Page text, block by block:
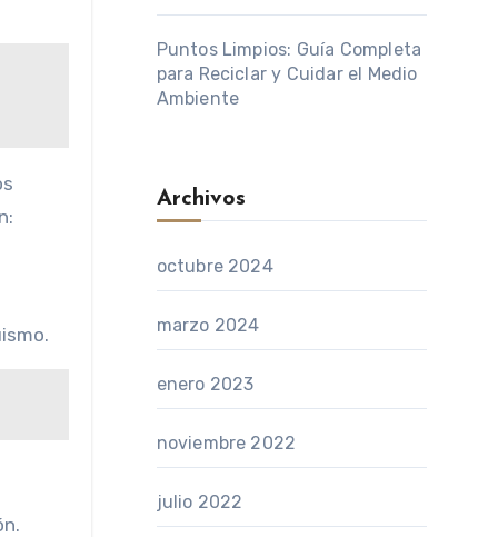
Puntos Limpios: Guía Completa
para Reciclar y Cuidar el Medio
Ambiente
Archivos
octubre 2024
marzo 2024
enero 2023
noviembre 2022
julio 2022